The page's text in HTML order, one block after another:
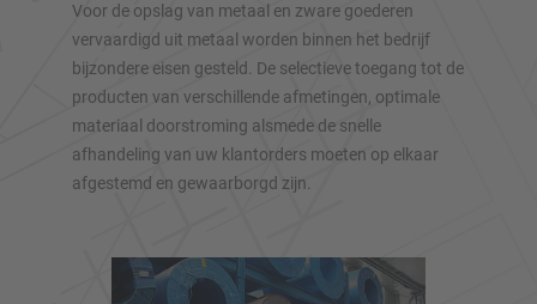
Voor de opslag van metaal en zware goederen
vervaardigd uit metaal worden binnen het bedrijf
bijzondere eisen gesteld. De selectieve toegang tot de
producten van verschillende afmetingen, optimale
materiaal doorstroming alsmede de snelle
afhandeling van uw klantorders moeten op elkaar
afgestemd en gewaarborgd zijn.